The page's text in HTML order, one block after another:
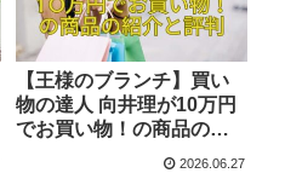
【王様のブランチ】買い
物の達人 向井理が10万円
でお買い物！の商品の紹
2026.06.27